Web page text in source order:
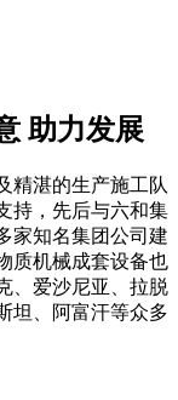
助力发展
精湛的生产施工队
持，先后与六和集
家知名集团公司建
质机械成套设备也
、爱沙尼亚、拉脱
坦、阿富汗等众多